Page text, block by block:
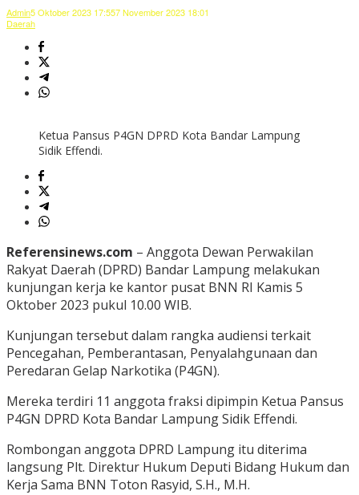
Admin5 Oktober 2023 17:557 November 2023 18:01
Daerah
Ketua Pansus P4GN DPRD Kota Bandar Lampung
Sidik Effendi.
Referensinews.com – Anggota Dewan Perwakilan
Rakyat Daerah (DPRD) Bandar Lampung melakukan
kunjungan kerja ke kantor pusat BNN RI Kamis 5
Oktober 2023 pukul 10.00 WIB.
Kunjungan tersebut dalam rangka audiensi terkait
Pencegahan, Pemberantasan, Penyalahgunaan dan
Peredaran Gelap Narkotika (P4GN).
Mereka terdiri 11 anggota fraksi dipimpin Ketua Pansus
P4GN DPRD Kota Bandar Lampung Sidik Effendi.
Rombongan anggota DPRD Lampung itu diterima
langsung Plt. Direktur Hukum Deputi Bidang Hukum dan
Kerja Sama BNN Toton Rasyid, S.H., M.H.